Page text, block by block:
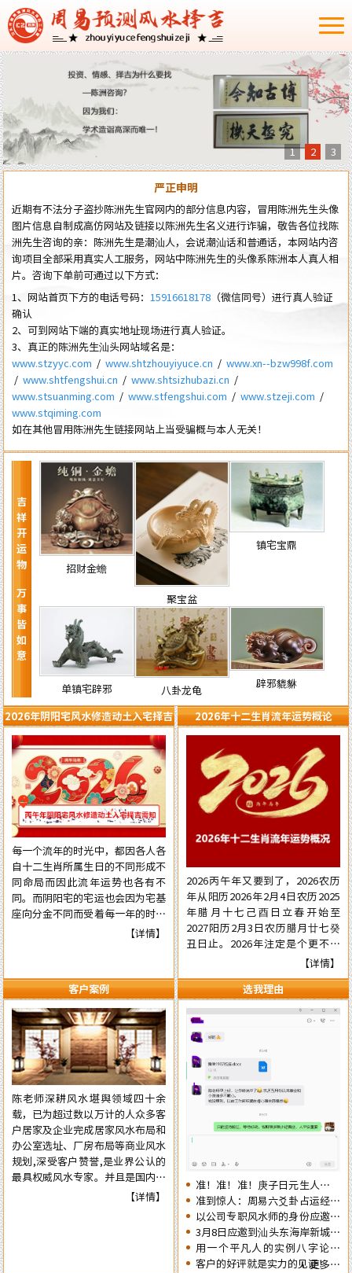
1 2 3
严正申明
近期有不法分子盗抄陈洲先生官网内的部分信息内容，冒用陈洲先生头像
图片信息自制成高仿网站及链接以陈洲先生名义进行诈骗，敬告各位找陈
洲先生咨询的亲：陈洲先生是潮汕人，会说潮汕话和普通话，本网站内咨
询项目全部采用真实人工服务，网站中陈洲先生的头像系陈洲本人真人相
片。咨询下单前可通过以下方式：
1、网站首页下方的电话号码： 15916618178 （微信同号）进行真人验证
确认
2、可到网站下端的真实地址现场进行真人验证。
3、真正的陈洲先生汕头网站域名是：
www.stzyyc.com / www.shtzhouyiyuce.cn / www.xn--bzw998f.com
/ www.shtfengshui.cn / www.shtsizhubazi.cn /
www.stsuanming.com / www.stfengshui.com / www.stzeji.com /
www.stqiming.com
如在其他冒用陈洲先生链接网站上当受骗概与本人无关！
吉祥开运物 万事皆如意 招财金蟾
聚宝盆
镇宅宝鼎
单镇宅辟邪 八卦龙龟 辟邪貔貅
2026年阴阳宅风水修造动土入宅择吉
需知
每一个流年的时光中，都因各人各
自十二生肖所属生日的不同形成不
同命局而因此流年运势也各有不
同。而阴阳宅的宅运也会因为宅基
座向分金不同而受着每一年的时光
气运的不同影响，在阳宅置业建造
在阳宅置业建造和阴宅修造的事项
择吉中做到正确，就需要了解一下
2026年阴阳宅风水修造动土入宅
择吉的具体要点，为心宜的吉屋修
建入宅或阴宅的修造选取到一个能
够趋吉避凶的好日辰而做好规划，
争取更大的成就……
【详情】
2026年十二生肖流年运势概论
2026丙午年又要到了，2026农历
年从阳历2026年2月4日农历2025
年腊月十七己酉日立春开始至
2027阳历2月3日农历腊月廿七癸
丑日止。2026年注定是个更不平
常的流年，本年国际形势会更加动
荡混乱复杂，国内派系斗争逼害严
重，经济更加混乱，行业拢断更加
白热化，民营企业压力已至顶端悬
崖之上。有更多的民营企业被洗牌
面临关闭，两极化更加明显。但不
管怎样，各人有各自的命，十二生
肖生人因命局的不同，运势也各有
不同。为使自己在新的一年里能够
趋吉避凶行好运，有必要先知先
觉，提前了解一下2026年十二生
肖的流年运势情况为未来的一年提
前布局，争取更大的成就……
【详情】
客户案例
陈老师深耕风水堪舆领域四十余
载，已为超过数以万计的人众多客
户居家及企业完成居家风水布局和
办公室选址、厂房布局等商业风水
规划,深受客户赞誉,是业界公认的
最具权威风水专家。并且是国内为
数不多的资深四柱周易预测师，在
【详情】
选我理由
准！准！准！庚子日元生人丙午
流年的运势判断实例：
准到惊人：周易六爻卦占运经典
案例分享
以公司专职风水师的身份应邀出
席《星橙网络科技公司》成立5
周年庆典
3月8日应邀到汕头东海岸新城为
朋友的亲戚堪舆住房风水
用一个平凡人的实例八字论断
2026马年的流年运势
客户的好评就是实力的见证！
更多…